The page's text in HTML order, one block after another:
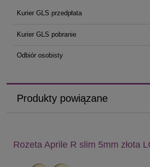
Kurier GLS przedpłata
Kurier GLS pobranie
Odbiór osobisty
Produkty powiązane
Rozeta Aprile R slim 5mm złota